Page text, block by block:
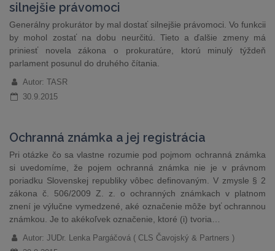
silnejšie právomoci
Generálny prokurátor by mal dostať silnejšie právomoci. Vo funkcii
by mohol zostať na dobu neurčitú. Tieto a ďalšie zmeny má
priniesť novela zákona o prokuratúre, ktorú minulý týždeň
parlament posunul do druhého čítania.
Autor: TASR
30.9.2015
Ochranná známka a jej registrácia
Pri otázke čo sa vlastne rozumie pod pojmom ochranná známka
si uvedomíme, že pojem ochranná známka nie je v právnom
poriadku Slovenskej republiky vôbec definovaným. V zmysle § 2
zákona č. 506/2009 Z. z. o ochranných známkach v platnom
znení je výlučne vymedzené, aké označenie môže byť ochrannou
známkou. Je to akékoľvek označenie, ktoré (i) tvoria…
Autor: JUDr. Lenka Pargáčová ( CLS Čavojský & Partners )